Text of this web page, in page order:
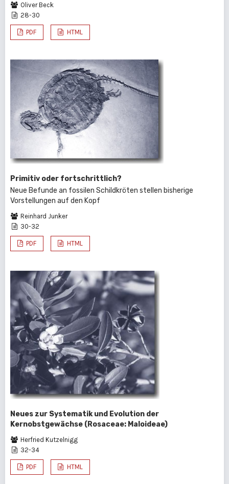
Oliver Beck
28-30
PDF HTML
Primitiv oder fortschrittlich?
Neue Befunde an fossilen Schildkröten stellen bisherige
Vorstellungen auf den Kopf
Reinhard Junker
30-32
PDF HTML
Neues zur Systematik und Evolution der
Kernobstgewächse (Rosaceae: Maloideae)
Herfried Kutzelnigg
32-34
PDF HTML